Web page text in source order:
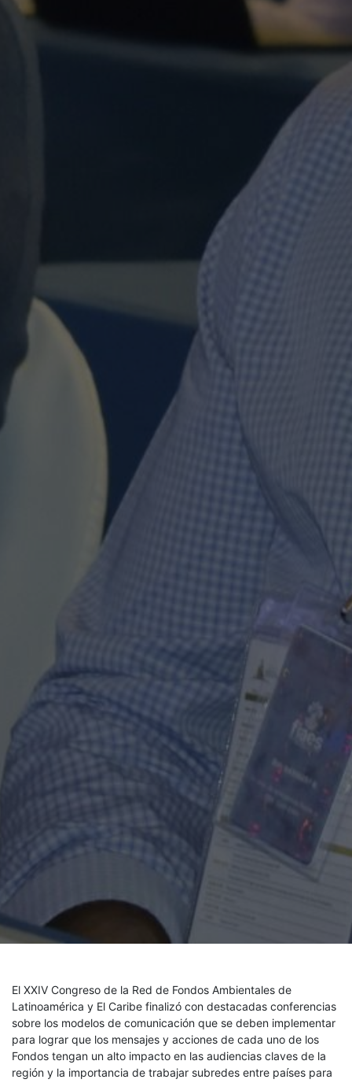
El XXIV Congreso de la Red de Fondos Ambientales de
Latinoamérica y El Caribe finalizó con destacadas conferencias
sobre los modelos de comunicación que se deben implementar
para lograr que los mensajes y acciones de cada uno de los
Fondos tengan un alto impacto en las audiencias claves de la
región y la importancia de trabajar subredes entre países para